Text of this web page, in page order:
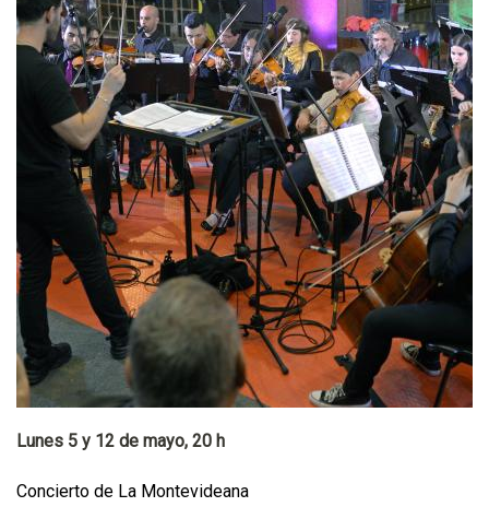
Lunes 5 y 12 de mayo, 20 h
Concierto de La Montevideana